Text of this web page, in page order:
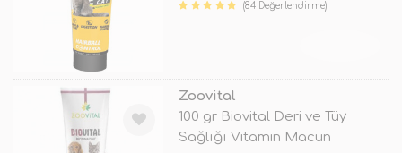
(84 Değerlendirme)
Zoovital
100 gr Biovital Deri ve Tüy
Sağlığı Vitamin Macun